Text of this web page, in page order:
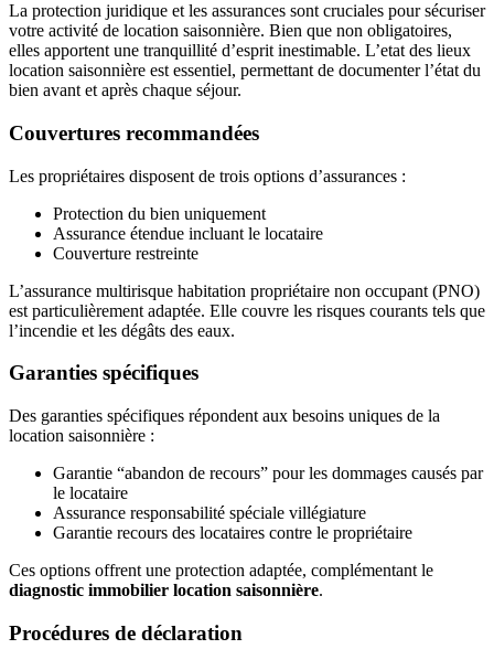
La protection juridique et les assurances sont cruciales pour sécuriser
votre activité de location saisonnière. Bien que non obligatoires,
elles apportent une tranquillité d’esprit inestimable. L’etat des lieux
location saisonnière est essentiel, permettant de documenter l’état du
bien avant et après chaque séjour.
Couvertures recommandées
Les propriétaires disposent de trois options d’assurances :
Protection du bien uniquement
Assurance étendue incluant le locataire
Couverture restreinte
L’assurance multirisque habitation propriétaire non occupant (PNO)
est particulièrement adaptée. Elle couvre les risques courants tels que
l’incendie et les dégâts des eaux.
Garanties spécifiques
Des garanties spécifiques répondent aux besoins uniques de la
location saisonnière :
Garantie “abandon de recours” pour les dommages causés par
le locataire
Assurance responsabilité spéciale villégiature
Garantie recours des locataires contre le propriétaire
Ces options offrent une protection adaptée, complémentant le
diagnostic immobilier location saisonnière.
Procédures de déclaration